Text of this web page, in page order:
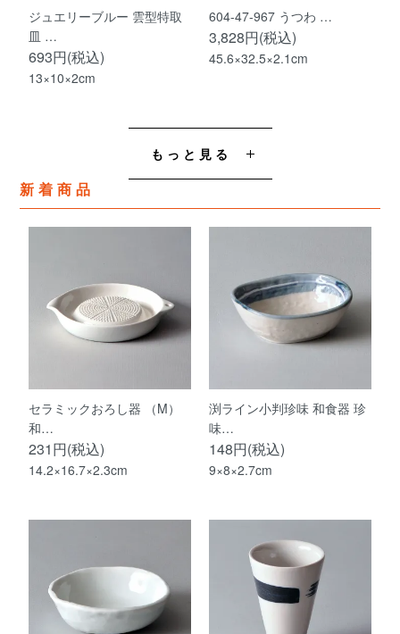
ジュエリーブルー 雲型特取
皿 …
693円(税込)
13×10×2cm
604-47-967 うつわ …
3,828円(税込)
45.6×32.5×2.1cm
もっと見る
新着商品
セラミックおろし器 （M）
和…
231円(税込)
14.2×16.7×2.3cm
渕ライン小判珍味 和食器 珍
味…
148円(税込)
9×8×2.7cm